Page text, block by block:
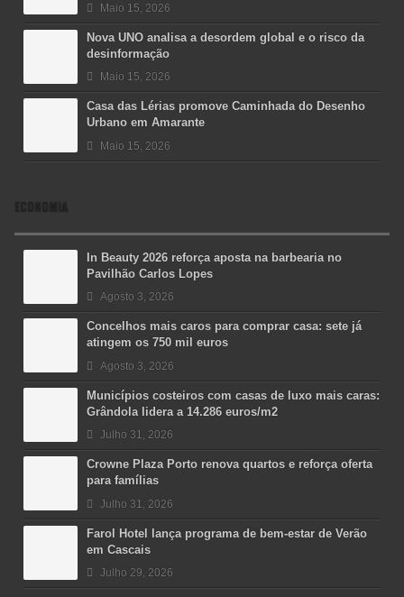
Maio 15, 2026
Nova UNO analisa a desordem global e o risco da
desinformação
Maio 15, 2026
Casa das Lérias promove Caminhada do Desenho
Urbano em Amarante
Maio 15, 2026
ECONOMIA
In Beauty 2026 reforça aposta na barbearia no
Pavilhão Carlos Lopes
Agosto 3, 2026
Concelhos mais caros para comprar casa: sete já
atingem os 750 mil euros
Agosto 3, 2026
Municípios costeiros com casas de luxo mais caras:
Grândola lidera a 14.286 euros/m2
Julho 31, 2026
Crowne Plaza Porto renova quartos e reforça oferta
para famílias
Julho 31, 2026
Farol Hotel lança programa de bem-estar de Verão
em Cascais
Julho 29, 2026